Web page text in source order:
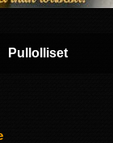
Pullolliset